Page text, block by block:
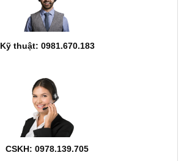
Kỹ thuật: 0981.670.183
CSKH: 0978.139.705